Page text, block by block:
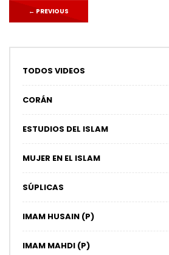
← PREVIOUS
TODOS VIDEOS
CORÁN
ESTUDIOS DEL ISLAM
MUJER EN EL ISLAM
SÚPLICAS
IMAM HUSAIN (P)
IMAM MAHDI (P)